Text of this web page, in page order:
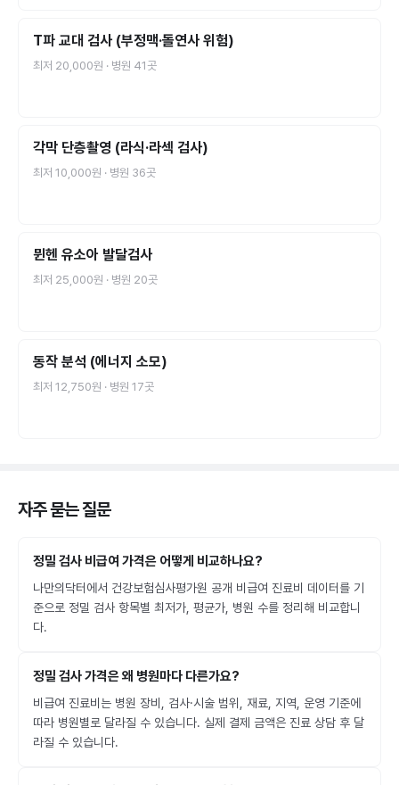
T파 교대 검사 (부정맥·돌연사 위험)
최저 20,000원 · 병원 41 곳
각막 단층촬영 (라식·라섹 검사)
최저 10,000원 · 병원 36곳
뮌헨 유소아 발달검사
최저 25,000원 · 병원 20곳
동작 분석 (에너지 소모)
최저 12,750원 · 병원 17곳
자주 묻는 질문
정밀 검사 비급여 가격은 어떻게 비교하나요?
나만의닥터에서 건강보험심사평가원 공개 비급여 진료비 데이터를 기
준으로 정밀 검사 항목별 최저가, 평균가, 병원 수를 정리해 비교합니
다.
정밀 검사 가격은 왜 병원마다 다른가요?
비급여 진료비는 병원 장비, 검사·시술 범위, 재료, 지역, 운영 기준에
따라 병원별로 달라질 수 있습니다. 실제 결제 금액은 진료 상담 후 달
라질 수 있습니다.